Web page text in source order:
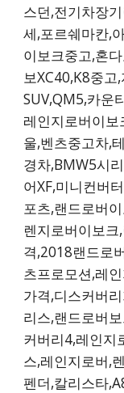
스던,전기차장
세,포르쉐마칸,
이보크중고,혼
보XC40,K8중고
SUV,QM5,카운
레인지로버이
울,벤츠중고차,
경차,BMW5시
어XF,미니컨버
포츠,랜드로버
렌지로버이보
격,2018랜드로
츠프로모션,레
가격,디스커버
리스,랜드로버
커버리4,레인지
스,레인지로버,
펜더,칼리스타